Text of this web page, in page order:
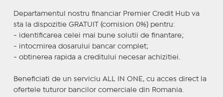
Departamentul nostru financiar Premier Credit Hub va
sta la dispozitie GRATUIT (comision 0%) pentru:
- identificarea celei mai bune solutii de finantare;
- intocmirea dosarului bancar complet;
- obtinerea rapida a creditului necesar achizitiei.
Beneficiati de un serviciu ALL IN ONE, cu acces direct la
ofertele tuturor bancilor comerciale din Romania.